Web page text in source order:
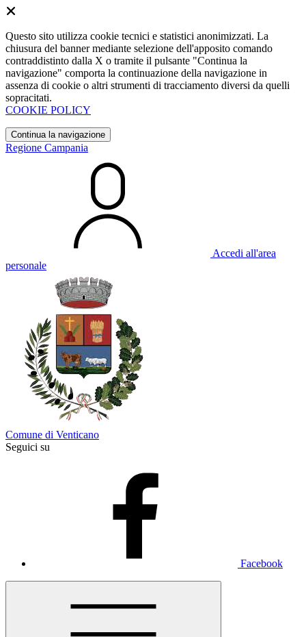
Questo sito utilizza cookie tecnici e statistici anonimizzati. La
chiusura del banner mediante selezione dell'apposito comando
contraddistinto dalla X o tramite il pulsante "Continua la
navigazione" comporta la continuazione della navigazione in
assenza di cookie o altri strumenti di tracciamento diversi da quelli
sopracitati.
COOKIE POLICY
Continua la navigazione
Regione Campania
Accedi all'area
personale
Comune di Venticano
Seguici su
Facebook